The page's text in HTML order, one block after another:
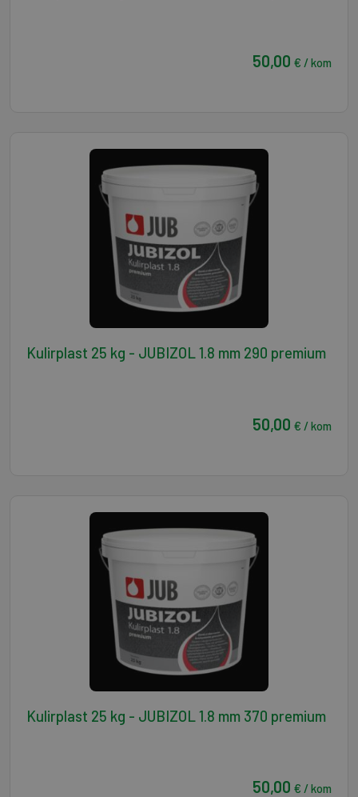
50,00 € / kom
Kulirplast 25 kg - JUBIZOL 1.8 mm 290 premium
50,00 € / kom
Kulirplast 25 kg - JUBIZOL 1.8 mm 370 premium
50,00 € / kom